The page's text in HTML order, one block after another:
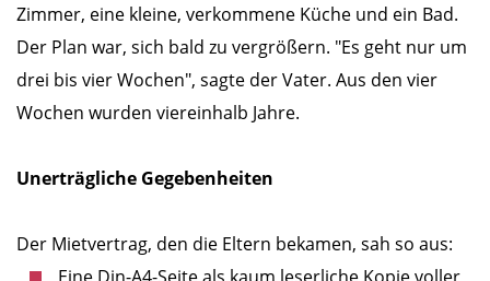
Zimmer, eine kleine, verkommene Küche und ein Bad.
Der Plan war, sich bald zu vergrößern. "Es geht nur um
drei bis vier Wochen", sagte der Vater. Aus den vier
Wochen wurden viereinhalb Jahre.
Unerträgliche Gegebenheiten
Der Mietvertrag, den die Eltern bekamen, sah so aus: